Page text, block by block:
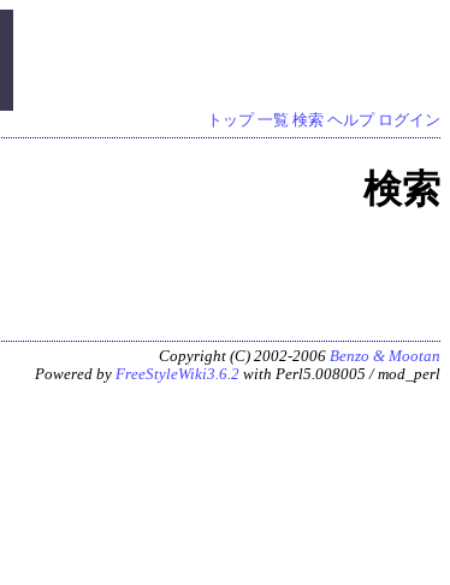
トップ 一覧 検索 ヘルプ ログイン
検索
Copyright (C) 2002-2006 Benzo & Mootan
Powered by FreeStyleWiki3.6.2 with Perl5.008005 / mod_perl